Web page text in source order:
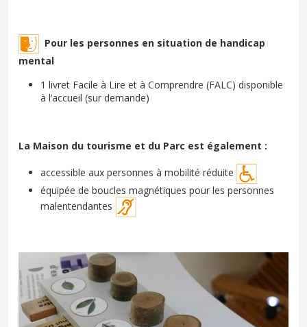
Pour les personnes en situation de handicap
mental
1 livret Facile à Lire et à Comprendre (FALC) disponible
à l’accueil (sur demande)
La Maison du tourisme et du Parc est également :
accessible aux personnes à mobilité réduite
équipée de boucles magnétiques pour les personnes
malentendantes